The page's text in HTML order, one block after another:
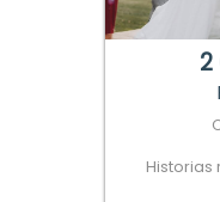
Historias